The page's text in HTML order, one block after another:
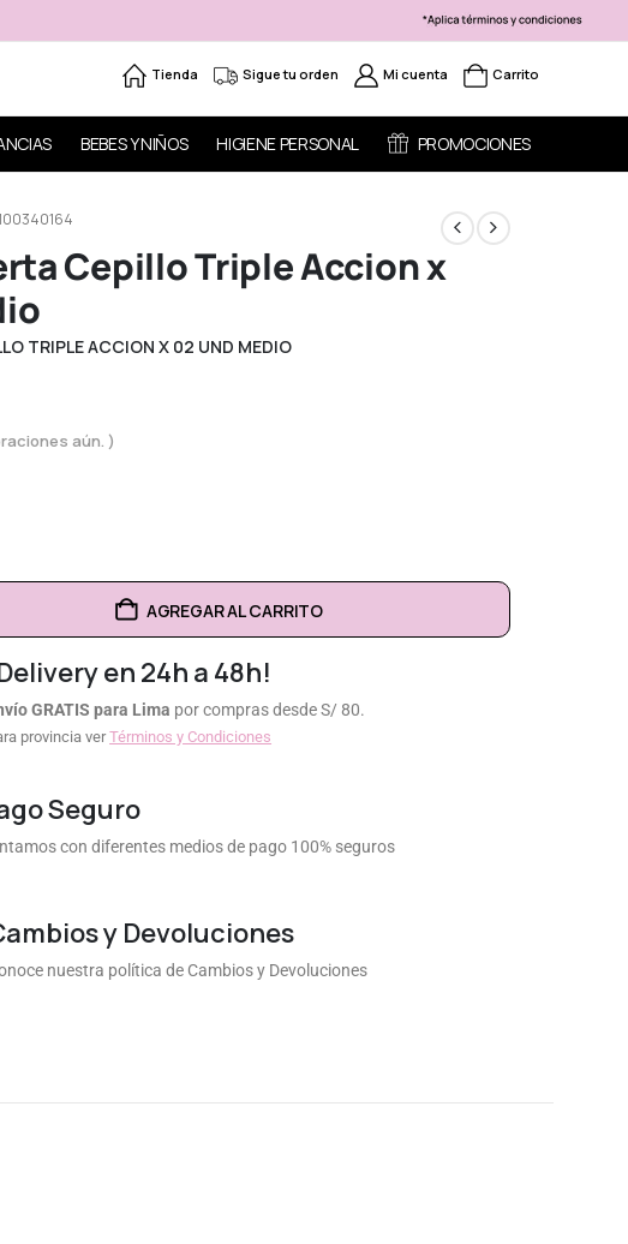
Tienda Sigue tu orden Mi cuenta Carrito
BEBES Y NIÑOS HIGIENE PERSONAL PROMOCIONES
Cepillo Triple Accion x
TRIPLE ACCION X 02 UND MEDIO
aún. )
AGREGAR AL CARRITO
en 24h a 48h!
GRATIS para Lima por compras desde S/ 80.
provincia verTérminos y Condiciones
Seguro
con diferentes medios de pago 100% seguros
y Devoluciones
nuestra política de Cambios y Devoluciones